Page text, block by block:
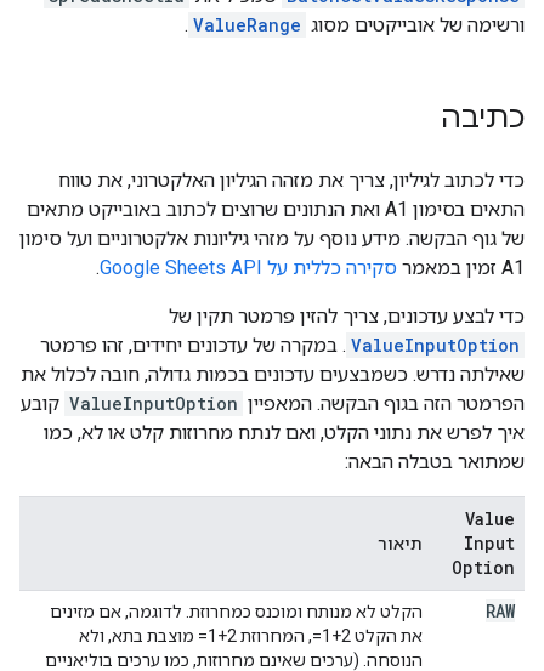
ורשימה של אובייקטים מסוג ValueRange
.
כתיבה
כדי לכתוב לגיליון, צריך את מזהה הגיליון האלקטרוני, את טווח
התאים בסימון A1 ואת הנתונים שרוצים לכתוב באובייקט מתאים
של גוף הבקשה. מידע נוסף על מזהי גיליונות אלקטרוניים ועל סימון
A1 זמין במאמר
סקירה כללית על Google Sheets API .
כדי לבצע עדכונים, צריך להזין פרמטר תקין של
ValueInputOption . במקרה של עדכונים יחידים, זהו פרמטר
שאילתה נדרש. כשמבצעים עדכונים בכמות גדולה, חובה לכלול את
הפרמטר הזה בגוף הבקשה. המאפיין ValueInputOption קובע
איך לפרש את נתוני הקלט, ואם לנתח מחרוזות קלט או לא, כמו
שמתואר בטבלה הבאה:
Value
Input
Option
תיאור
RAW
הקלט לא מנותח ומוכנס כמחרוזת. לדוגמה, אם מזינים
את הקלט ‎=1+2, המחרוזת ‎=1+2 מוצבת בתא, ולא
הנוסחה. (ערכים שאינם מחרוזות, כמו ערכים בוליאניים